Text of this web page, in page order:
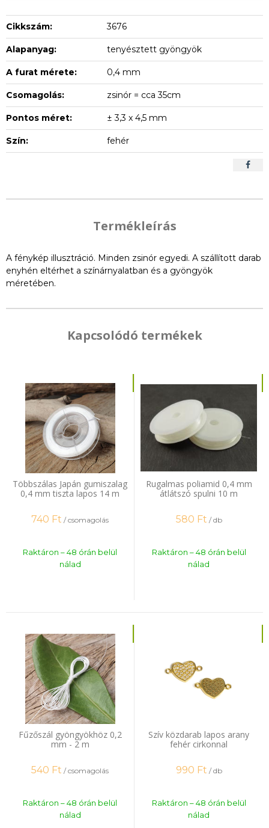
Cikkszám: 3676
Alapanyag: tenyésztett gyöngyök
A furat mérete: 0,4 mm
Csomagolás: zsinór = cca 35cm
Pontos méret: ± 3,3 x 4,5 mm
Szín: fehér
Termékleírás
A fénykép illusztráció. Minden zsinór egyedi. A szállított darab
enyhén eltérhet a színárnyalatban és a gyöngyök
méretében.
Kapcsolódó termékek
Többszálas Japán gumiszalag
0,4 mm tiszta lapos 14 m
740 Ft / csomagolás
Raktáron – 48 órán belül
nálad
Rugalmas poliamid 0,4 mm
átlátszó spulni 10 m
580 Ft / db
Raktáron – 48 órán belül
nálad
Fűzőszál gyöngyökhöz 0,2
mm - 2 m
540 Ft / csomagolás
Raktáron – 48 órán belül
nálad
Szív közdarab lapos arany
fehér cirkonnal
990 Ft / db
Raktáron – 48 órán belül
nálad